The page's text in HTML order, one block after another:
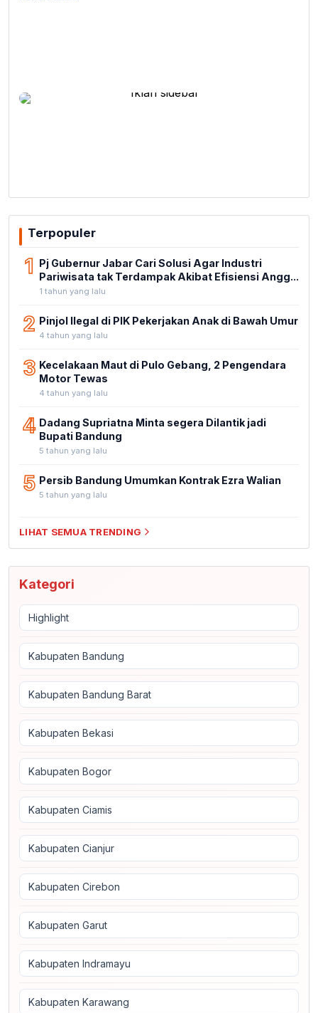
Terpopuler
1 Pj Gubernur Jabar Cari Solusi Agar Industri
Pariwisata tak Terdampak Akibat Efisiensi Angg...
1 tahun yang lalu
2 Pinjol Ilegal di PIK Pekerjakan Anak di Bawah Umur
4 tahun yang lalu
3 Kecelakaan Maut di Pulo Gebang, 2 Pengendara
Motor Tewas
4 tahun yang lalu
4 Dadang Supriatna Minta segera Dilantik jadi
Bupati Bandung
5 tahun yang lalu
5 Persib Bandung Umumkan Kontrak Ezra Walian
5 tahun yang lalu
LIHAT SEMUA TRENDING
Kategori
Highlight
Kabupaten Bandung
Kabupaten Bandung Barat
Kabupaten Bekasi
Kabupaten Bogor
Kabupaten Ciamis
Kabupaten Cianjur
Kabupaten Cirebon
Kabupaten Garut
Kabupaten Indramayu
Kabupaten Karawang